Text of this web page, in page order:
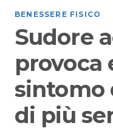
BENESSERE FISICO
Sudore
provoca
sintomo
di più